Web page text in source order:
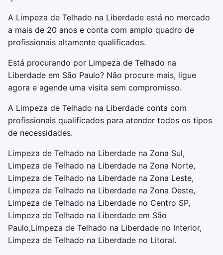
A Limpeza de Telhado na Liberdade está no mercado
a mais de 20 anos e conta com amplo quadro de
profissionais altamente qualificados.
Está procurando por Limpeza de Telhado na
Liberdade em São Paulo? Não procure mais, ligue
agora e agende uma visita sem compromisso.
A Limpeza de Telhado na Liberdade conta com
profissionais qualificados para atender todos os tipos
de necessidades.
Limpeza de Telhado na Liberdade na Zona Sul,
Limpeza de Telhado na Liberdade na Zona Norte,
Limpeza de Telhado na Liberdade na Zona Leste,
Limpeza de Telhado na Liberdade na Zona Oeste,
Limpeza de Telhado na Liberdade no Centro SP,
Limpeza de Telhado na Liberdade em São
Paulo,Limpeza de Telhado na Liberdade no Interior,
Limpeza de Telhado na Liberdade no Litoral.